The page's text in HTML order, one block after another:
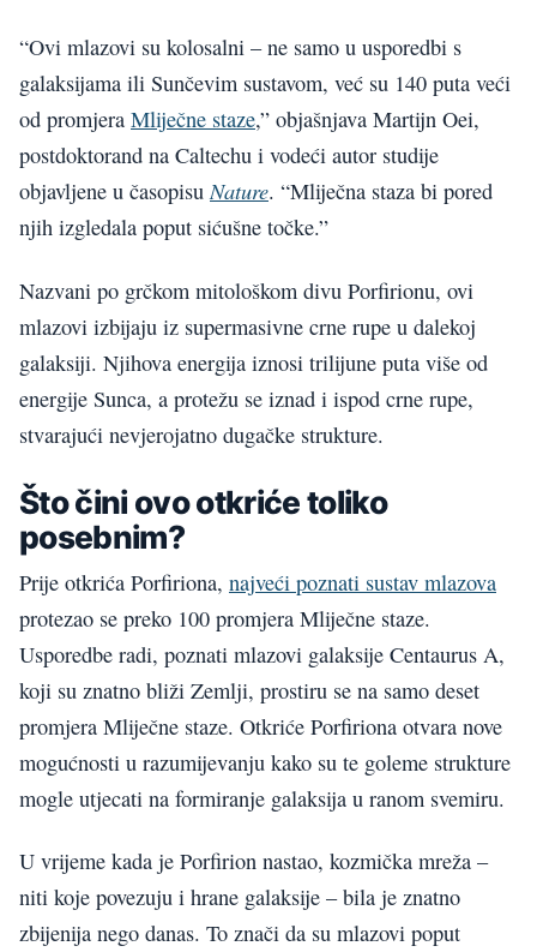
“Ovi mlazovi su kolosalni – ne samo u usporedbi s
galaksijama ili Sunčevim sustavom, već su 140 puta veći
od promjera Mliječne staze,” objašnjava Martijn Oei,
postdoktorand na Caltechu i vodeći autor studije
objavljene u časopisuNature. “Mliječna staza bi pored
njih izgledala poput sićušne točke.”
Nazvani po grčkom mitološkom divu Porfirionu, ovi
mlazovi izbijaju iz supermasivne crne rupe u dalekoj
galaksiji. Njihova energija iznosi trilijune puta više od
energije Sunca, a protežu se iznad i ispod crne rupe,
stvarajući nevjerojatno dugačke strukture.
Što čini ovo otkriće toliko
posebnim?
Prije otkrića Porfiriona, najveći poznati sustav mlazova
protezao se preko 100 promjera Mliječne staze.
Usporedbe radi, poznati mlazovi galaksije Centaurus A,
koji su znatno bliži Zemlji, prostiru se na samo deset
promjera Mliječne staze. Otkriće Porfiriona otvara nove
mogućnosti u razumijevanju kako su te goleme strukture
mogle utjecati na formiranje galaksija u ranom svemiru.
U vrijeme kada je Porfirion nastao, kozmička mreža –
niti koje povezuju i hrane galaksije – bila je znatno
zbijenija nego danas. To znači da su mlazovi poput